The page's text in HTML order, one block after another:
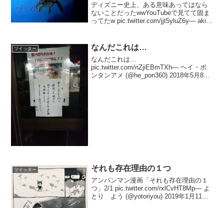
ディズニー史上、ある意味あってはなら
ないことだったwwYouTubeで見てて固ま
ってたw pic.twitter.com/jjt5yluZ6y— aki
ツイッター なんだこれは…
なんだこれは…
pic.twitter.com/nZjiEBmTXh— ヘイ・ボ
ンタンアメ (@he_pon360) 2018年5月8日
ツイッター それも存在理由の１つ
アンパンマン漫画「それも存在理由の１
つ」2/1 pic.twitter.com/rxlCvHT8Mp— よ
とり よう (@yotoriyou) 2019年1月11日